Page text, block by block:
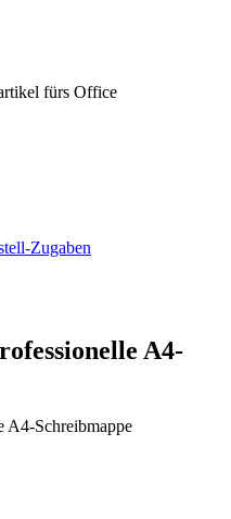
fürs Office
Zugaben
A4-